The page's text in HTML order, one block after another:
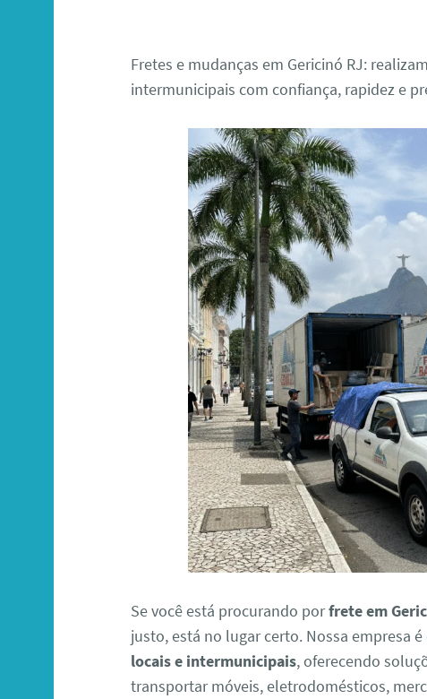
Fretes e mudanças em Gericinó RJ:
intermunicipais com confiança, rapidez e
Se você está procurando porfrete em
justo, está no lugar certo. Nossa empresa
locais e intermunicipais, oferecendo
transportar móveis, eletrodomésticos,